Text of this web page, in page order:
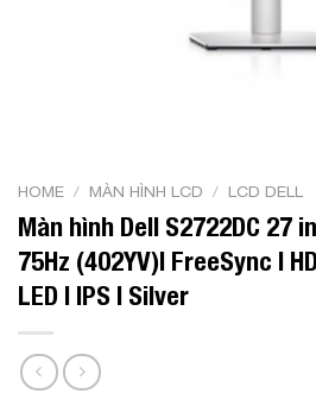
HOME / MÀN HÌNH LCD / LCD DELL
Màn hình Dell S2722DC 27
75Hz (402YV)| FreeSync |
LED | IPS | Silver